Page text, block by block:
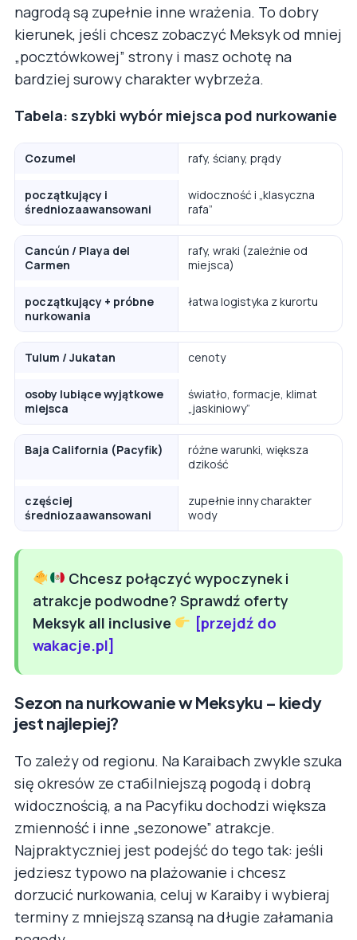
nagrodą są zupełnie inne wrażenia. To dobry
kierunek, jeśli chcesz zobaczyć Meksyk od mniej
„pocztówkowej” strony i masz ochotę na
bardziej surowy charakter wybrzeża.
Tabela: szybki wybór miejsca pod nurkowanie
Cozumel rafy, ściany, prądy
początkujący i
średniozaawansowani
widoczność i „klasyczna
rafa”
Cancún / Playa del
Carmen
rafy, wraki (zależnie od
miejsca)
początkujący + próbne
nurkowania
łatwa logistyka z kurortu
Tulum / Jukatan cenoty
osoby lubiące wyjątkowe
miejsca
światło, formacje, klimat
„jaskiniowy”
Baja California (Pacyfik)
różne warunki, większa
dzikość
częściej
średniozaawansowani
zupełnie inny charakter
wody
Chcesz połączyć wypoczynek i
atrakcje podwodne? Sprawdź oferty
Meksyk all inclusive
[przejdź do
wakacje.pl]
Sezon na nurkowanie w Meksyku – kiedy
jest najlepiej?
To zależy od regionu. Na Karaibach zwykle szuka
się okresów ze стабilniejszą pogodą i dobrą
widocznością, a na Pacyfiku dochodzi większa
zmienność i inne „sezonowe” atrakcje.
Najpraktyczniej jest podejść do tego tak: jeśli
jedziesz typowo na plażowanie i chcesz
dorzucić nurkowania, celuj w Karaiby i wybieraj
terminy z mniejszą szansą na długie załamania